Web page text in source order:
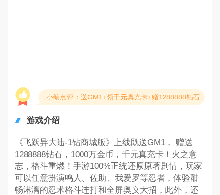
小编点评：送GM1+领千元真充卡+赠1288888钻石
游戏介绍
《飞跃异大陆-1钻商城版》上线既送GM1， 赠送
1288888钻石，1000万金币，千元真充卡！火之意
志，格斗重燃！手游100%正统还原原著剧情，玩家
可以任意扮演鸣人、佐助、我爱罗等忍者，体验酣
畅淋漓的忍术格斗连打和全屏奥义大招，此外，还